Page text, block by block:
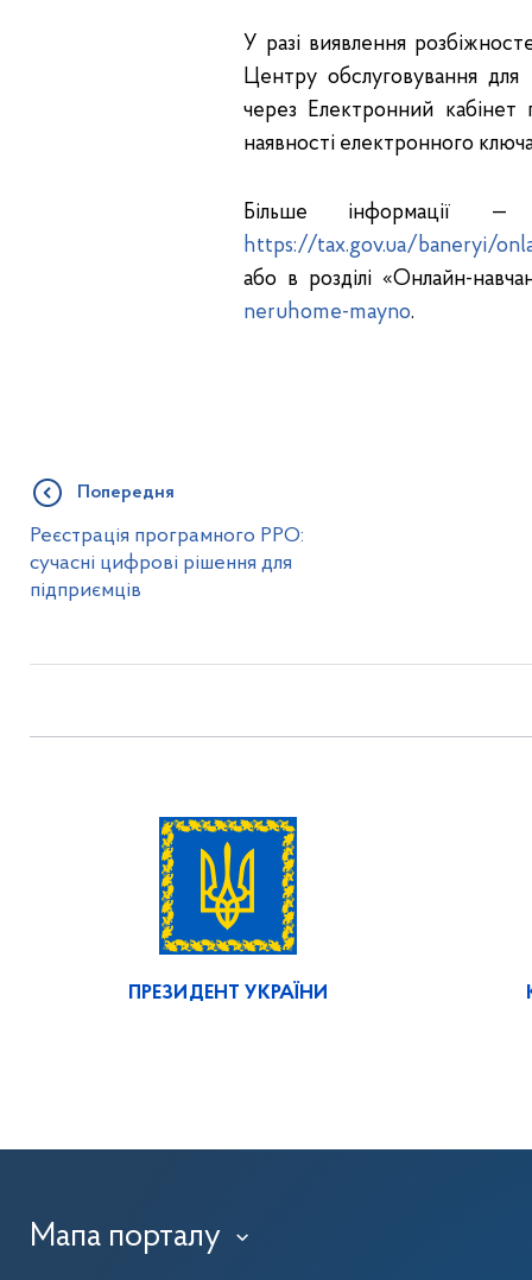
У разі виявлення
Центру обслуговування
через Електронний
наявності електронного
Більше інформації
https://tax.gov.ua/baneryi/
або в розділі «Онлайн-
neruhome-mayno.
Попередня
Реєстрація програмного РРО:
сучасні цифрові рішення для
підприємців
ПРЕЗИДЕНТ УКРАЇНИ
Мапа порталу ›